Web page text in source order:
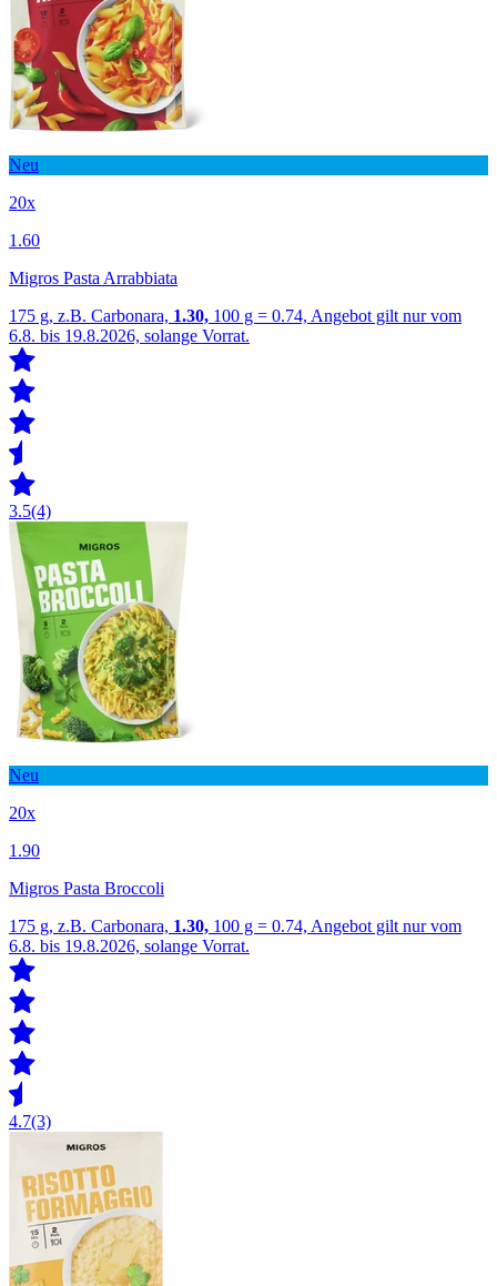
Neu
20x
1.60
Migros Pasta Arrabbiata
175 g, z.B. Carbonara, 1.30, 100 g = 0.74, Angebot gilt nur vom
6.8. bis 19.8.2026, solange Vorrat.
3.5(4)
Neu
20x
1.90
Migros Pasta Broccoli
175 g, z.B. Carbonara, 1.30, 100 g = 0.74, Angebot gilt nur vom
6.8. bis 19.8.2026, solange Vorrat.
4.7(3)